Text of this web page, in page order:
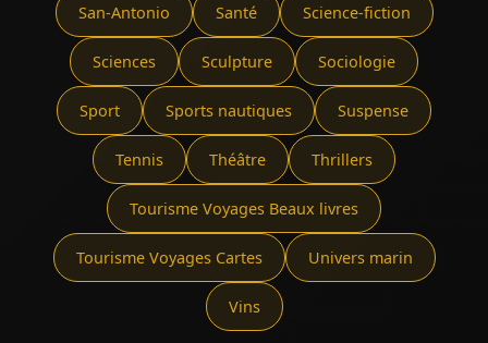
San-Antonio Santé Science-fiction
Sciences Sculpture Sociologie
Sport Sports nautiques Suspense
Tennis Théâtre Thrillers
Tourisme Voyages Beaux livres
Tourisme Voyages Cartes Univers marin
Vins